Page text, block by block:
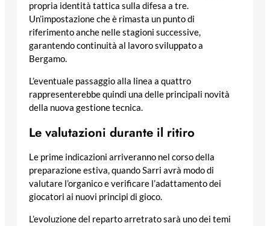
propria identità tattica sulla difesa a tre.
Un’impostazione che è rimasta un punto di
riferimento anche nelle stagioni successive,
garantendo continuità al lavoro sviluppato a
Bergamo.
L’eventuale passaggio alla linea a quattro
rappresenterebbe quindi una delle principali novità
della nuova gestione tecnica.
Le valutazioni durante il ritiro
Le prime indicazioni arriveranno nel corso della
preparazione estiva, quando Sarri avrà modo di
valutare l’organico e verificare l’adattamento dei
giocatori ai nuovi principi di gioco.
L’evoluzione del reparto arretrato sarà uno dei temi